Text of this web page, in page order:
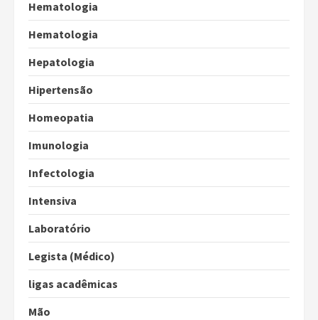
Hematologia
Hematologia
Hepatologia
Hipertensão
Homeopatia
Imunologia
Infectologia
Intensiva
Laboratório
Legista (Médico)
ligas acadêmicas
Mão